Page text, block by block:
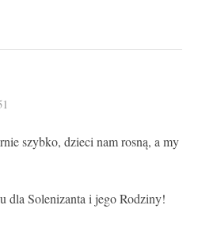
szybko, dzieci nam rosną, a my
dla Solenizanta i jego Rodziny!